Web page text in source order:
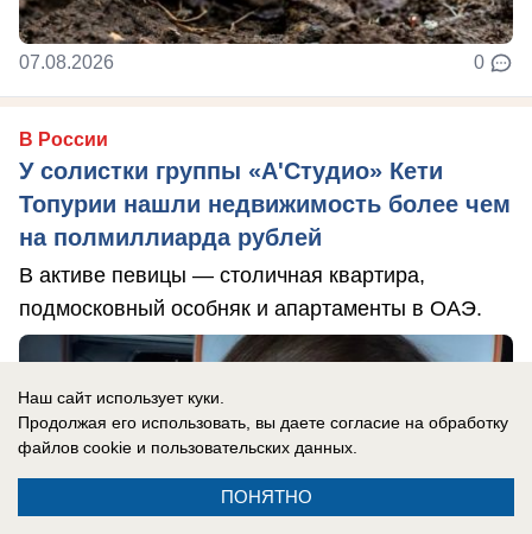
07.08.2026 0
В России
У солистки группы «А'Студио» Кети
Топурии нашли недвижимость более чем
на полмиллиарда рублей
В активе певицы — столичная квартира,
подмосковный особняк и апартаменты в ОАЭ.
Наш сайт использует куки.
Продолжая его использовать, вы даете согласие на обработку
файлов cookie и пользовательских данных.
ПОНЯТНО